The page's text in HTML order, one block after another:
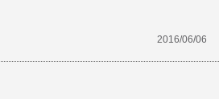
2016/06/06